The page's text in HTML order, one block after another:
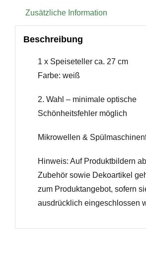
Zusätzliche Information
Beschreibung
1 x Speiseteller ca. 27 cm
Farbe: weiß
2. Wahl – minimale optische
Schönheitsfehler möglich
Mikrowellen &
Hinweis: Auf Produktbildern
Zubehör sowie Dekoartikel
zum Produktangebot, sofern
ausdrücklich eingeschlossen